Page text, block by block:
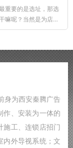
重要的是选址，那选
嘛呢？当然是为店铺
道烧烤店的装修...
身为西安秦腾广告
作、安装为一体的
施工、连锁店招门
内外导视系统；文